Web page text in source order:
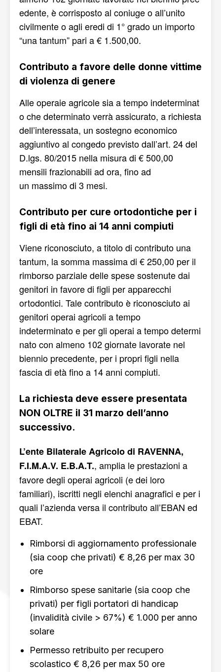
edente, è corrisposto al coniuge o all’unito
civilmente o agli eredi di 1° grado un importo
“una tantum” pari a € 1.500,00.
Contributo a favore delle donne vittime
di violenza di genere
Alle operaie agricole sia a tempo indeterminat
o che determinato verrà assicurato, a richiesta
dell’interessata, un sostegno economico
aggiuntivo al congedo previsto dall’art. 24 del
D.lgs. 80/2015 nella misura di € 500,00
mensili frazionabili ad ora, fino ad
un massimo di 3 mesi.
Contributo per cure ortodontiche per i
figli di età fino ai 14 anni compiuti
Viene riconosciuto, a titolo di contributo una
tantum, la somma massima di € 250,00 per il
rimborso parziale delle spese sostenute dai
genitori in favore di figli per apparecchi
ortodontici. Tale contributo è riconosciuto ai
genitori operai agricoli a tempo
indeterminato e per gli operai a tempo determi
nato con almeno 102 giornate lavorate nel
biennio precedente, per i propri figli nella
fascia di età fino a 14 anni compiuti.
La richiesta deve essere presentata
NON OLTRE il 31 marzo dell’anno
successivo.
L’ente Bilaterale Agricolo di RAVENNA,
F.I.M.A.V. E.B.A.T., amplia le prestazioni a
favore degli operai agricoli (e dei loro
familiari), iscritti negli elenchi anagrafici e per i
quali l’azienda versa il contributo all’EBAN ed
EBAT.
Rimborsi di aggiornamento professionale
(sia coop che privati) € 8,26 per max 30
ore
Rimborso spese sanitarie (sia coop che
privati) per figli portatori di handicap
(invalidità civile > 67%) € 1.000 per anno
solare
Permesso retribuito per recupero
scolastico € 8,26 per max 50 ore